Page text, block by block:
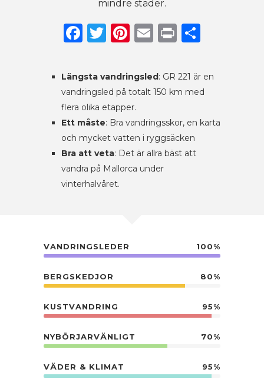
mindre städer.
Facebook
Twitter
Pinterest
Email
Print
Längsta vandringsled: GR 221 är en
vandringsled på totalt 150 km med
flera olika etapper.
Ett måste: Bra vandringsskor, en karta
och mycket vatten i ryggsäcken
Bra att veta: Det är allra bäst att
vandra på Mallorca under
vinterhalvåret.
VANDRINGSLEDER 100%
BERGSKEDJOR 80%
KUSTVANDRING 95%
NYBÖRJARVÄNLIGT 70%
VÄDER & KLIMAT 95%